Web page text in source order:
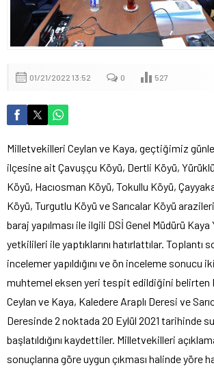
01/21/2022 13:52 0 527
Milletvekilleri Ceylan ve Kaya, geçtiğimiz
ilçesine ait Çavuşçu Köyü, Dertli Köyü,
Köyü, Hacıosman Köyü, Tokullu Köyü,
Köyü, Turgutlu Köyü ve Sarıcalar Köyü
baraj yapılması ile ilgili DSİ Genel Müdürü Kaya
yetkilileri ile yaptıklarını hatırlattılar. Toplantı
incelemer yapıldığını ve ön inceleme sonucu
muhtemel eksen yeri tespit edildiğini belirten
Ceylan ve Kaya, Kaledere Araplı Deresi ve
Deresinde 2 noktada 20 Eylül 2021 tarihinde
başlatıldığını kaydettiler. Milletvekilleri
sonuçlarına göre uygun çıkması halinde yöre